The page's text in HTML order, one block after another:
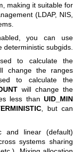
making it suitable for
(LDAP, NIS,
you can use
deterministic subgids.
to calculate the
change the ranges
to calculate the
will change the
less than UID_MIN
, but can
and linear (default)
systems sharing